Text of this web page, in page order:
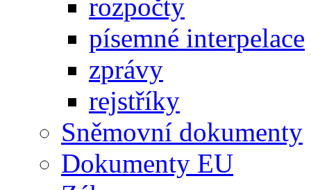
rozpočty
písemné interpelace
zprávy
rejstříky
Sněmovní dokumenty
Dokumenty EU